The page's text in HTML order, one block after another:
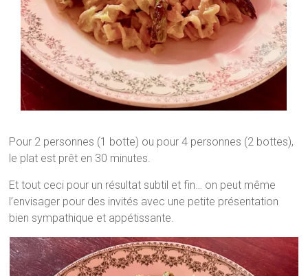
Pour 2 personnes (1 botte) ou pour 4 personnes (2 bottes),
le plat est prêt en 30 minutes.
Et tout ceci pour un résultat subtil et fin… on peut même
l’envisager pour des invités avec une petite présentation
bien sympathique et appétissante.